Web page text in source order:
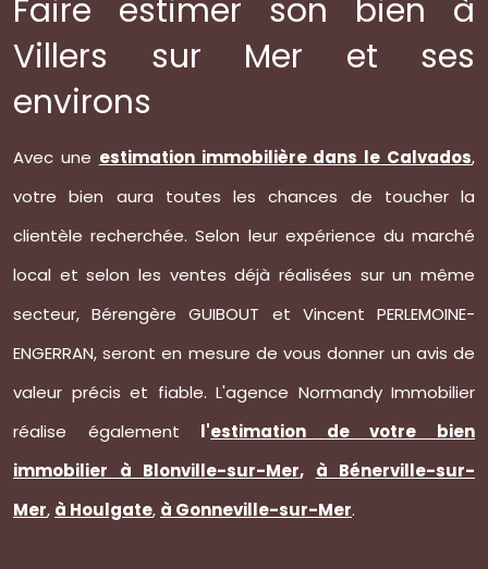
Faire estimer son bien à
Villers sur Mer et ses
environs
Avec une estimation immobilière dans le Calvados,
votre bien aura toutes les chances de toucher la
clientèle recherchée. Selon leur expérience du marché
local et selon les ventes déjà réalisées sur un même
secteur, Bérengère GUIBOUT et Vincent PERLEMOINE-
ENGERRAN, seront en mesure de vous donner un avis de
valeur précis et fiable. L'agence Normandy Immobilier
réalise également l'estimation de votre bien
immobilier à Blonville-sur-Mer, à Bénerville-sur-
Mer, à Houlgate, à Gonneville-sur-Mer.